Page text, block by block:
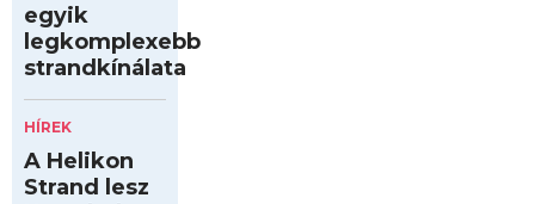
egyik
legkomplexebb
strandkínálata
HÍREK
A Helikon
Strand lesz